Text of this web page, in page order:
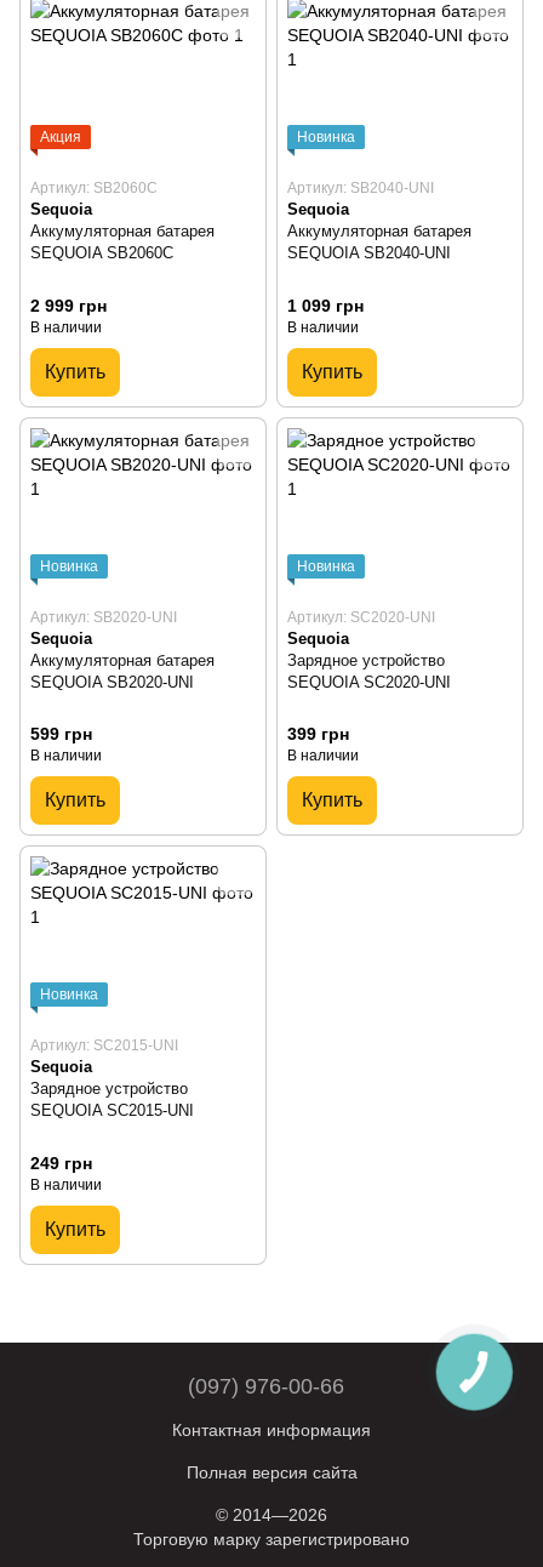
Акция
Артикул: SB2060C
Sequoia
Аккумуляторная батарея
SEQUOIA SB2060C
2 999 грн
В наличии
Купить
Новинка
Артикул: SB2040-UNI
Sequoia
Аккумуляторная батарея
SEQUOIA SB2040-UNI
1 099 грн
В наличии
Купить
Новинка
Артикул: SB2020-UNI
Sequoia
Аккумуляторная батарея
SEQUOIA SB2020-UNI
599 грн
В наличии
Купить
Новинка
Артикул: SC2020-UNI
Sequoia
Зарядное устройство
SEQUOIA SC2020-UNI
399 грн
В наличии
Купить
Новинка
Артикул: SC2015-UNI
Sequoia
Зарядное устройство
SEQUOIA SC2015-UNI
249 грн
В наличии
Купить
(097) 976-00-66
Контактная информация
Полная версия сайта
© 2014—2026
Торговую марку зарегистрировано